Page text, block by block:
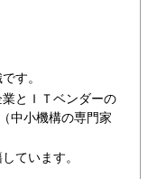
す。
とＩＴベンダーの
中小機構の専門家
ています。